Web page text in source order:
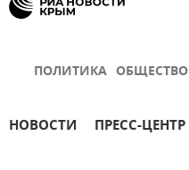
ПОЛИТИКА ОБЩЕСТВО
НОВОСТИ ПРЕСС-ЦЕНТР